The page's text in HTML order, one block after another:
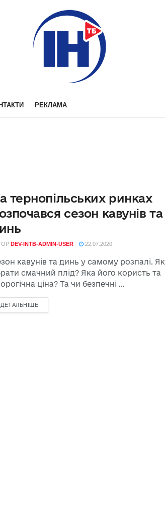
РЕКЛАМА
тернопільських ринках
сезон кавунів та
DEV-INTB-ADMIN-USER 22.07.2020
кавунів та динь у самому розпалі. Як
смачний плід? Яка його користь та
ціна? Та чи безпечні ...
ДЕТАЛЬНІШЕ